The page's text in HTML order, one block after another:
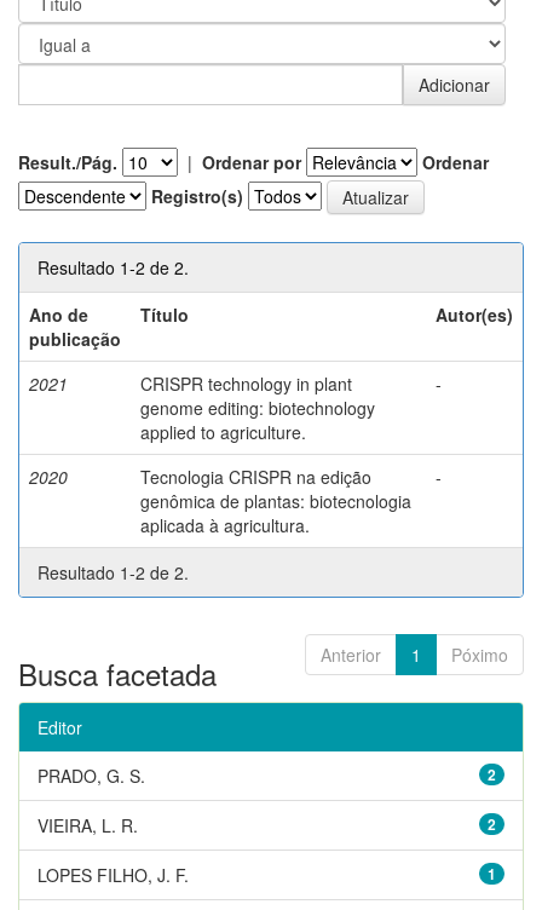
Result./Pág. | Ordenar por
Ordenar
Registro(s)
Resultado 1-2 de 2.
Ano de
publicação
Título Autor(es)
2021
CRISPR technology in plant
genome editing: biotechnology
applied to agriculture.
-
2020
Tecnologia CRISPR na edição
genômica de plantas: biotecnologia
aplicada à agricultura.
-
Resultado 1-2 de 2.
Anterior 1 Póximo
Busca facetada
Editor
2
PRADO, G. S.
2
VIEIRA, L. R.
1
LOPES FILHO, J. F.